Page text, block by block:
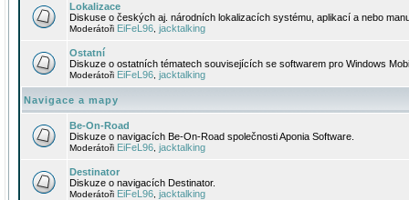
Lokalizace
Diskuse o českých aj. národních lokalizacích systému, aplikací a nebo
Moderátoři EiFeL96 jacktalking
Ostatní
Diskuze o ostatních tématech souvisejících se softwarem pro Windows
Moderátoři EiFeL96 jacktalking
Navigace a mapy
Be-On-Road
Diskuze o navigacích Be-On-Road společnosti Aponia Software.
Moderátoři EiFeL96 jacktalking
Destinator
Diskuze o navigacích Destinator.
Moderátoři EiFeL96 jacktalking